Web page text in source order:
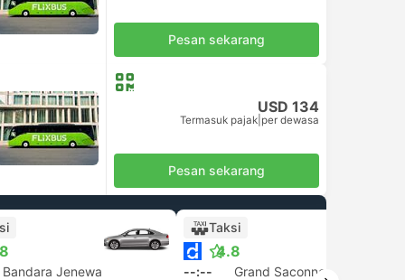
Pesan sekarang
USD 134
Termasuk pajak per dewasa
Pesan sekarang
Bandara Jenewa
Taksi
4.8
--:--